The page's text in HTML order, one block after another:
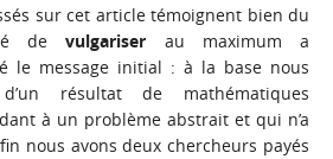
sur cet article témoignent bien du
devulgariser au maximum a
le message initial : à la base nous
résultat de mathématiques
à un problème abstrait et qui n’a
nous avons deux chercheurs payés